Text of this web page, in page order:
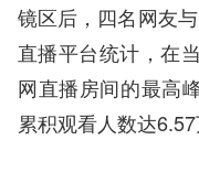
镜区后，四名网友
直播平台统计，在
网直播房间的最高
累积观看人数达6.57